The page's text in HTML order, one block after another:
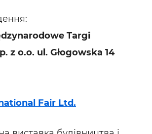
Targi
z o.o. ul. Głogowska 14
Fair Ltd.